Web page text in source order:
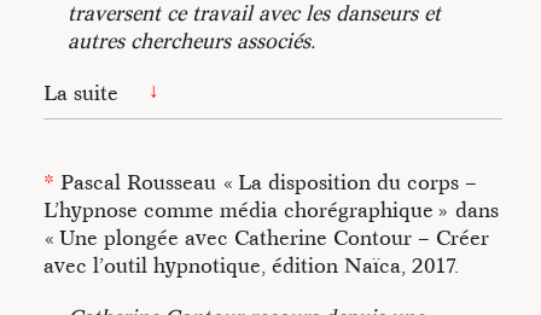
traversent ce travail avec les danseurs et
autres chercheurs associés.
La suite
bases d’une technique qui utilise l’outil
hypnotique dans une approche énergétique du
corps et du mouvement. Elle s’appuie sur
l’activation de latranse hypnotiqueà partir
* Pascal Rousseau « La disposition du corps –
L’hypnose comme média chorégraphique » dans
« Une plongée avec Catherine Contour – Créer
avec l’outil hypnotique, édition Naïca, 2017.